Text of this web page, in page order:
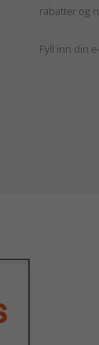
rabatter og
Fyll inn din